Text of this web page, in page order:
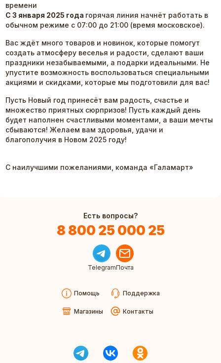
времени
С 3 января 2025 года горячая линия начнёт работать в
обычном режиме с 07:00 до 21:00 (время московское).
Вас ждёт много товаров и новинок, которые помогут
создать атмосферу веселья и радости, сделают ваши
праздники незабываемыми, а подарки идеальными. Не
упустите возможность воспользоваться специальными
акциями и скидками, которые мы подготовили для вас!
Пусть Новый год принесёт вам радость, счастье и
множество приятных сюрпризов! Пусть каждый день
будет наполнен счастливыми моментами, а ваши мечты
сбываются! Желаем вам здоровья, удачи и
благополучия в Новом 2025 году!
С наилучшими пожеланиями, команда «Галамарт»
Есть вопросы?
8 800 25 000 25
TelegramПочта
Помощь Поддержка
Магазины Контакты